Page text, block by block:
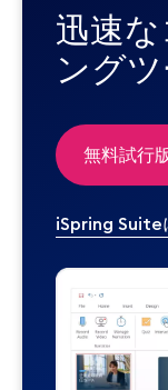
迅速
ング
無料試行
iSpring Suite